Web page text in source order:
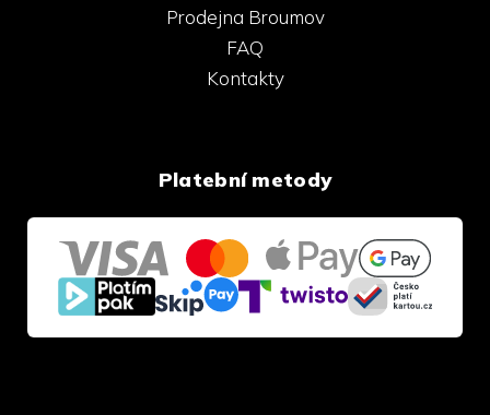
Prodejna Broumov
FAQ
Kontakty
Platební metody